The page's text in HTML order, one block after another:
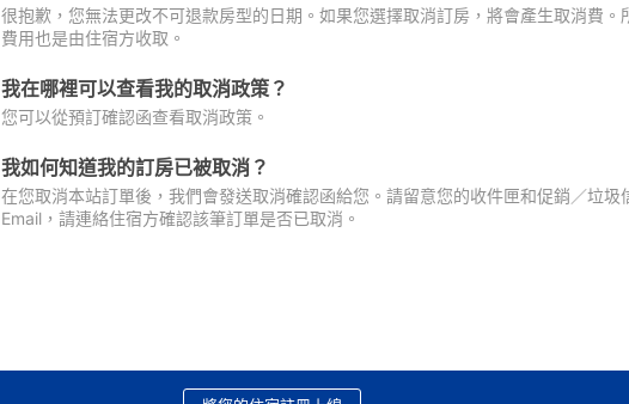
很抱歉，您無法更改不可退款房型的日期。如果您選擇取消訂房，將會產生取消費
費用也是由住宿方收取。
我在哪裡可以查看我的取消政策？
您可以從預訂確認函查看取消政策。
我如何知道我的訂房已被取消？
在您取消本站訂單後，我們會發送取消確認函給您。請留意您的收件匣和促銷／垃
Email，請連絡住宿方確認該筆訂單是否已取消。